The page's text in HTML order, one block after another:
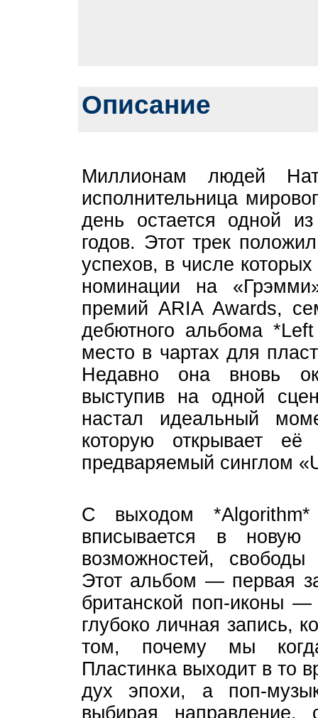
Описание
Миллионам людей
исполнительница
день остается одной
годов. Этот трек
успехов, в числе
номинации на
премий ARIA Awards,
дебютного альбома
место в чартах для
Недавно она вновь
выступив на одной
настал идеальный
которую открывает
предваряемый синглом
С выходом *Algorithm*
вписывается в
возможностей, свободы
Этот альбом — первая
британской поп-иконы
глубоко личная запись,
том, почему мы
Пластинка выходит в то
дух эпохи, а поп-
выбирая направление,